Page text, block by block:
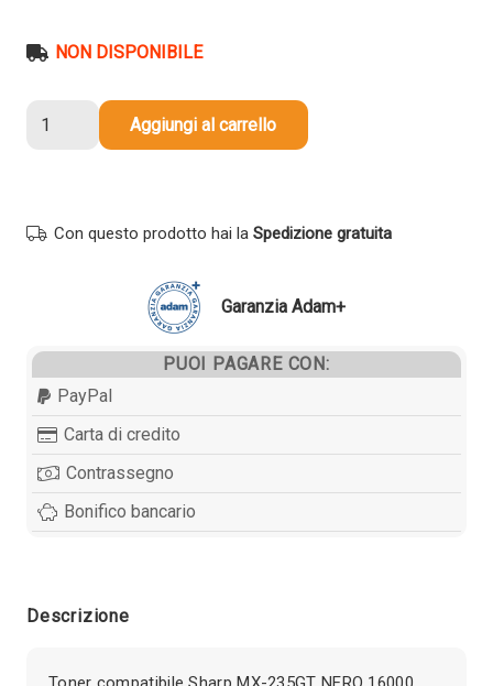
NON DISPONIBILE
compatibile
NERO
Aggiungi al carrello
Con questo prodotto hai la Spedizione gratuita
Garanzia Adam+
PUOI PAGARE CON:
PayPal
Carta di credito
Contrassegno
Bonifico bancario
Descrizione